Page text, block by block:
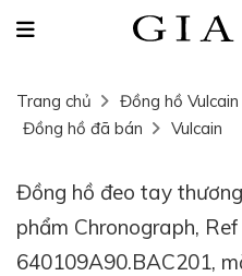
Trang chủ Đồng hồ Vulcain
Đồng hồ đã bán
Vulcain
Đồng hồ đeo tay
phẩm Chronograph, Ref
640109A90.BAC201,